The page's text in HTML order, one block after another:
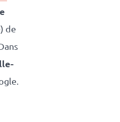
de